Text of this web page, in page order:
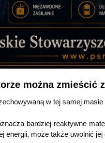
można zmieścić
w tej samej
bardziej reaktywne
energii, może także uwolnić